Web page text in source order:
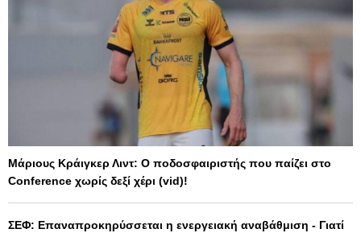
Μάριους Κράιγκερ Λιντ: Ο ποδοσφαιριστής που παίζει στο
Conference χωρίς δεξί χέρι (vid)!
ΣΕΦ: Επαναπροκηρύσσεται η ενεργειακή αναβάθμιση - Γιατί